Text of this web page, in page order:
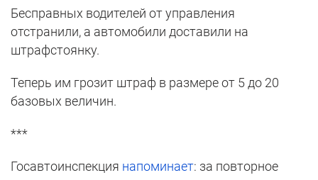
Бесправных водителей от управления
отстранили, а автомобили доставили на
штрафстоянку.
Теперь им грозит штраф в размере от 5 до 20
базовых величин.
***
Госавтоинспекция напоминает: за повторное